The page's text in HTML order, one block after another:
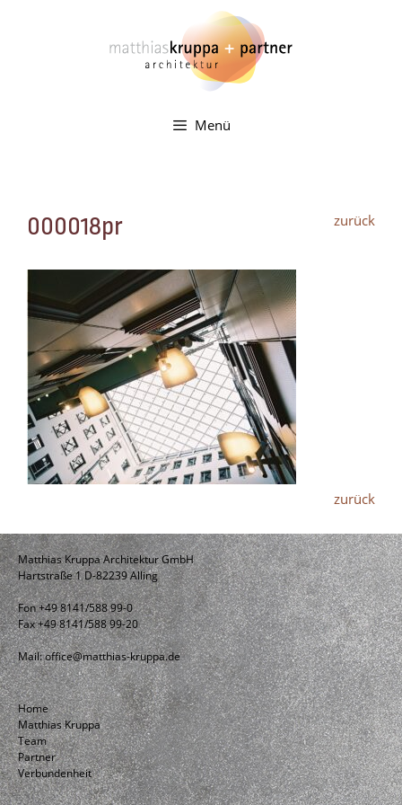
Menü
zurück
000018pr
zurück
Matthias Kruppa Architektur GmbH
Hartstraße 1 D-82239 Alling
Fon +49 8141/588 99-0
Fax +49 8141/588 99-20
Mail:office@matthias-kruppa.de
Home
Matthias Kruppa
Team
Partner
Verbundenheit